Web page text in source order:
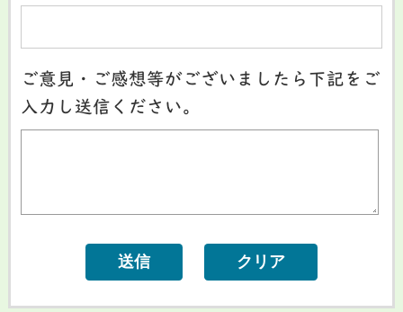
ご意見・ご感想等がございましたら下記をご
入力し送信ください。